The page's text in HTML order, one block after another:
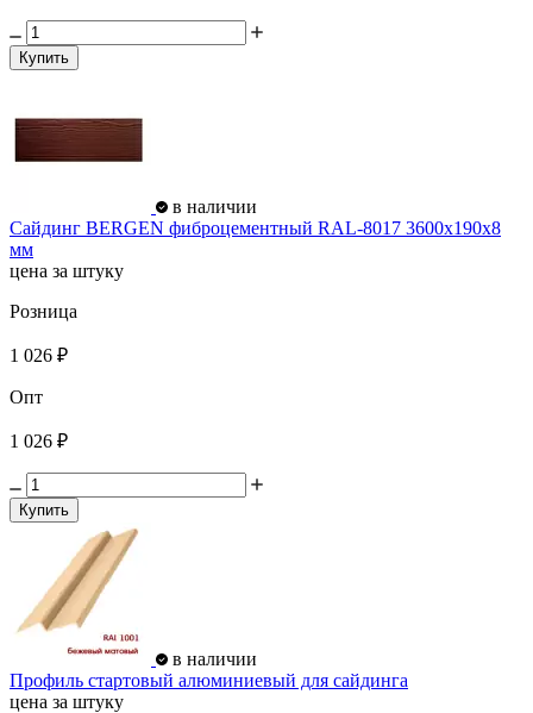
Купить
в наличии
Сайдинг BERGEN фиброцементный RAL-8017 3600х190х8
мм
цена за штуку
Розница
1 026 ₽
Опт
1 026 ₽
Купить
в наличии
Профиль стартовый алюминиевый для сайдинга
цена за штуку